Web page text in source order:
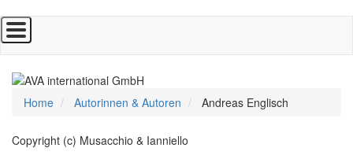
Direkt
zum
Inhalt
Home Autorinnen & Autoren Andreas Englisch
Copyright (c) Musacchio & Ianniello